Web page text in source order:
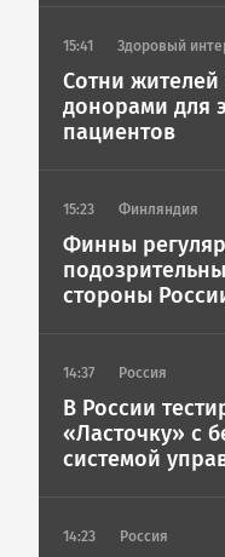
15:41 Здоровый
Сотни жителей
донорами для
пациентов
15:23 Финляндия
Финны
стороны
14:37 Россия
В России
«Ласточку» с
системой
14:23 Россия